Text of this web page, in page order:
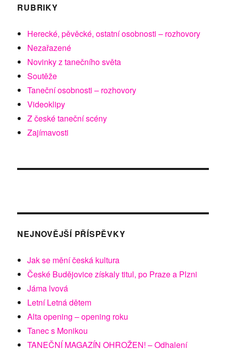
RUBRIKY
Herecké, pěvěcké, ostatní osobnosti – rozhovory
Nezařazené
Novinky z tanečního světa
Soutěže
Taneční osobnosti – rozhovory
Videoklipy
Z české taneční scény
Zajímavosti
NEJNOVĚJŠÍ PŘÍSPĚVKY
Jak se mění česká kultura
České Budějovice získaly titul, po Praze a Plzni
Jáma lvová
Letní Letná dětem
Alta opening – opening roku
Tanec s Monikou
TANEČNÍ MAGAZÍN OHROŽEN! – Odhalení